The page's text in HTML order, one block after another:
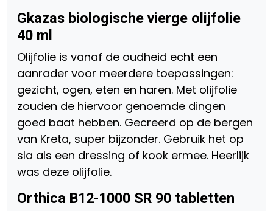
Gkazas biologische vierge olijfolie
40 ml
Olijfolie is vanaf de oudheid echt een
aanrader voor meerdere toepassingen:
gezicht, ogen, eten en haren. Met olijfolie
zouden de hiervoor genoemde dingen
goed baat hebben. Gecreerd op de bergen
van Kreta, super bijzonder. Gebruik het op
sla als een dressing of kook ermee. Heerlijk
was deze olijfolie.
Orthica B12-1000 SR 90 tabletten